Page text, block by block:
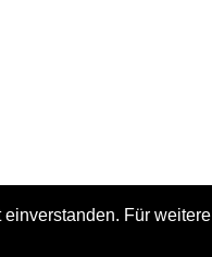
Für weitere